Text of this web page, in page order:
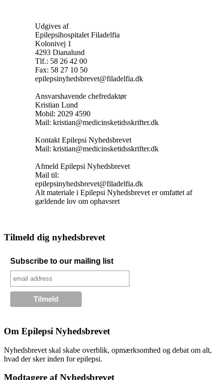
Udgives af
Epilepsihospitalet Filadelfia
Kolonivej 1
4293 Dianalund
Tlf.: 58 26 42 00
Fax: 58 27 10 50
epilepsinyhedsbrevet@filadelfia.dk
Ansvarshavende chefredaktør
Kristian Lund
Mobil: 2029 4590
Mail: kristian@medicinsketidsskrifter.dk
Kontakt Epilepsi Nyhedsbrevet
Mail: kristian@medicinsketidsskrifter.dk
Afmeld Epilepsi Nyhedsbrevet
Mail til:
epilepsinyhedsbrevet@filadelfia.dk
Alt materiale i Epilepsi Nyhedsbrevet er omfattet af
gældende lov om ophavsret
Tilmeld dig nyhedsbrevet
Subscribe to our mailing list
Om Epilepsi Nyhedsbrevet
Nyhedsbrevet skal skabe overblik, opmærksomhed og debat om alt,
hvad der sker inden for epilepsi.
Modtagere af Nyhedsbrevet